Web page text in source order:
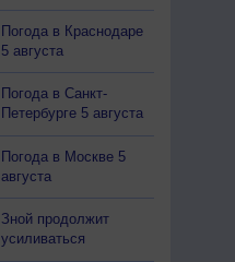
Погода в Краснодаре
5 августа
Погода в Санкт-
Петербурге 5 августа
Погода в Москве 5
августа
Зной продолжит
усиливаться